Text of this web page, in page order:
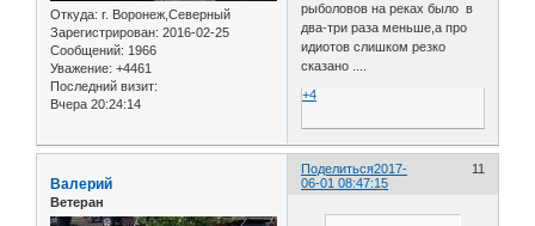
Откуда: г. Воронеж,Северный
Зарегистрирован: 2016-02-25
Сообщений: 1966
Уважение: +4461
Последний визит:
Вчера 20:24:14
рыболовов на реках было в
два-три раза меньше,а про
идиотов слишком резко
сказано ....
+4
Поделиться 11
2017-
06-01 08:47:15
Валерий
Ветеран